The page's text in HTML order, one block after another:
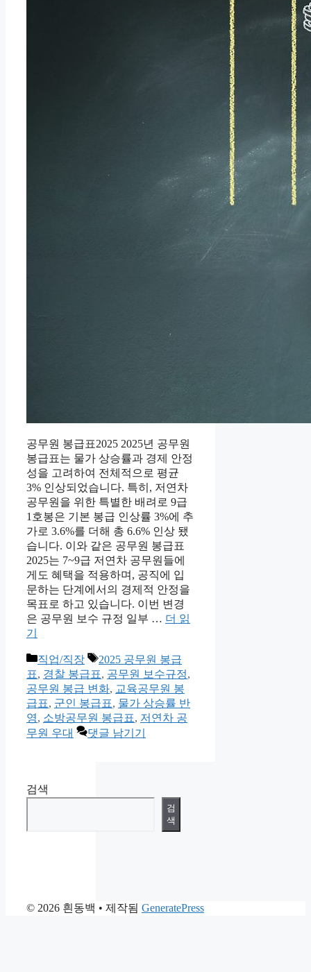
공무원 봉급표2025 2025년 공무원
봉급표는 물가 상승률과 경제 안정
성을 고려하여 전체적으로 평균
3% 인상되었습니다. 특히, 저연차
공무원을 위한 특별한 배려로 9급
1호봉은 기본 봉급 인상률 3%에 추
가로 3.6%를 더해 총 6.6% 인상 됐
습니다. 이와 같은 공무원 봉급표
2025는 7~9급 저연차 공무원들에
게도 혜택을 적용하며, 공직에 입
문하는 단계에서의 경제적 안정을
목표로 하고 있습니다. 이번 변경
은 공무원 보수 규정 일부 … 더 읽
기
카
테
고
리
직업/직장
태
그
2025 공무원 봉급
표, 경찰 봉급표, 공무원 보수규정,
공무원 봉급 변화, 교육공무원 봉
급표, 군인 봉급표, 물가 상승률 반
영, 소방공무원 봉급표, 저연차 공
무원 우대
댓글 남기기
검색
검
색
© 2026 흰동백 • 제작됨 GeneratePress